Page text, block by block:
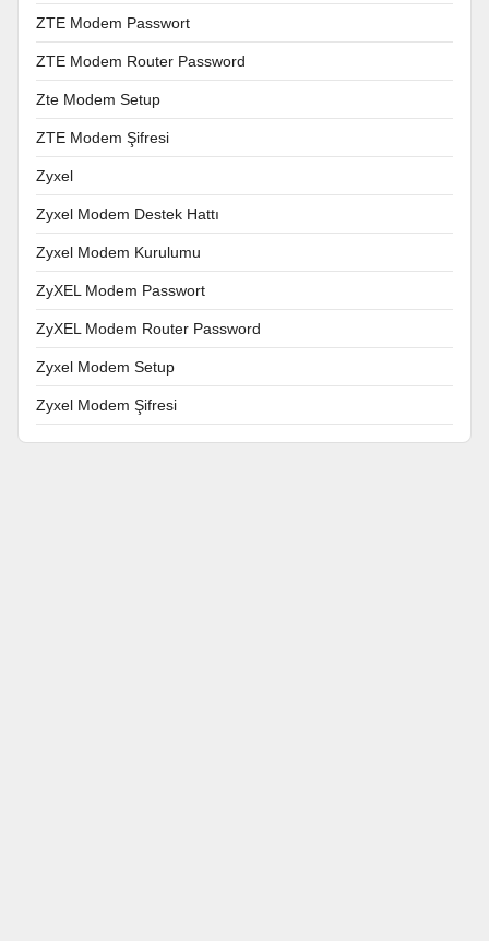
ZTE Modem Passwort
ZTE Modem Router Password
Zte Modem Setup
ZTE Modem Şifresi
Zyxel
Zyxel Modem Destek Hattı
Zyxel Modem Kurulumu
ZyXEL Modem Passwort
ZyXEL Modem Router Password
Zyxel Modem Setup
Zyxel Modem Şifresi